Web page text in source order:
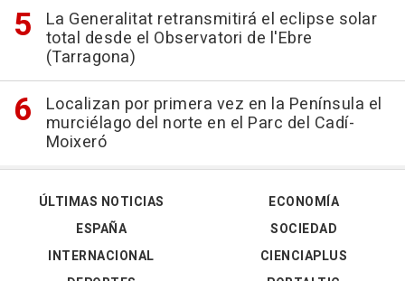
La Generalitat retransmitirá el eclipse solar
total desde el Observatori de l'Ebre
(Tarragona)
Localizan por primera vez en la Península el
murciélago del norte en el Parc del Cadí-
Moixeró
ÚLTIMAS NOTICIAS
ESPAÑA
INTERNACIONAL
ECONOMÍA
SOCIEDAD
CIENCIAPLUS